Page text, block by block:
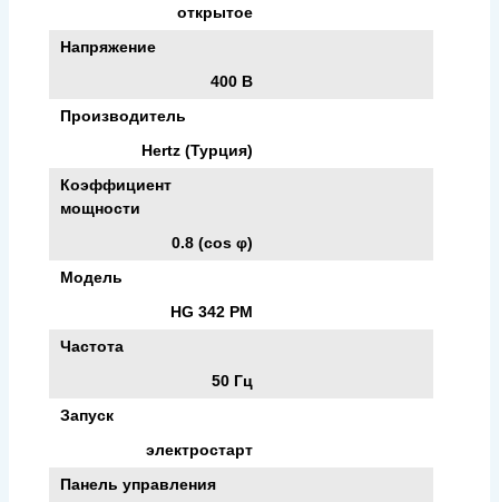
открытое
Напряжение
400 В
Производитель
Hertz (Турция)
Коэффициент
мощности
0.8 (cos φ)
Модель
HG 342 PM
Частота
50 Гц
Запуск
электростарт
Панель управления